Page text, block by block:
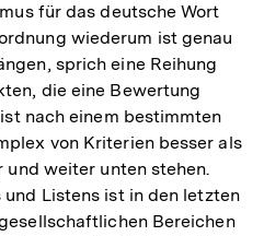
für das deutsche Wort
wiederum ist genau
sprich eine Reihung
die eine Bewertung
nach einem bestimmten
von Kriterien besser als
weiter unten stehen.
und Listens ist in den letzten
Bereichen